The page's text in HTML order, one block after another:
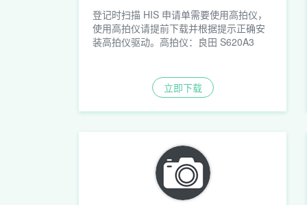
登记时扫描 HIS 申请单需要使用高拍仪，
使用高拍仪请提前下载并根据提示正确安
装高拍仪驱动。高拍仪：良田 S620A3
立即下载